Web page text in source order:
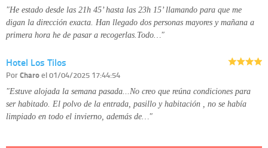
"He estado desde las 21h 45’ hasta las 23h 15’ llamando para que me
digan la dirección exacta. Han llegado dos personas mayores y mañana a
primera hora he de pasar a recogerlas.Todo…"
Hotel Los Tilos
PorCharoel 01/04/2025 17:44:54
"Estuve alojada la semana pasada...No creo que reúna condiciones para
ser habitado. El polvo de la entrada, pasillo y habitación , no se había
limpiado en todo el invierno, además de…"